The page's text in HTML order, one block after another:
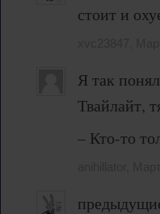
стоит и
Я так
Твайлайт,
– Кто-то